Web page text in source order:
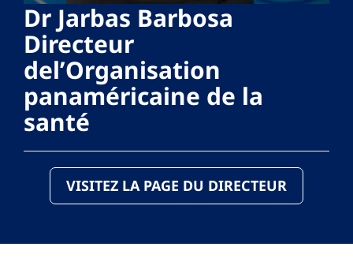
Dr Jarbas Barbosa
Directeur
del’Organisation
panaméricaine de la
santé
VISITEZ LA PAGE DU DIRECTEUR